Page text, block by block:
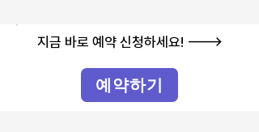
지금 바로 예약 신청하세요! --->
예약하기